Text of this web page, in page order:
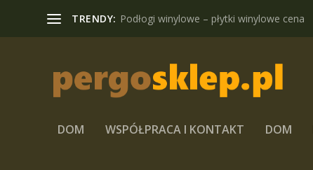
TRENDY: Podłogi winylowe – płytki winylowe cena
DOM WSPÓŁPRACA I KONTAKT DOM